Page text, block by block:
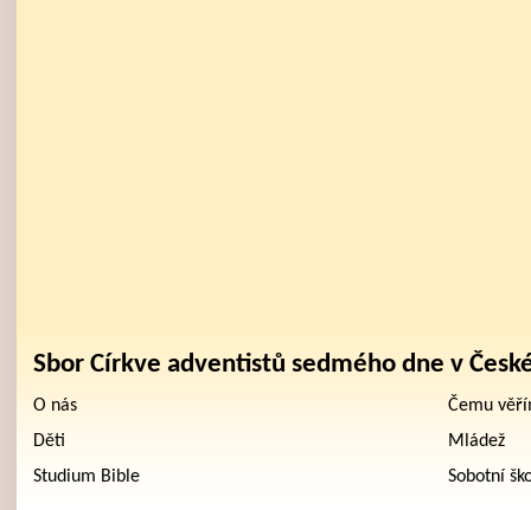
Sbor Církve adventistů sedmého dne v
O nás
Čemu
Děti
Mládež
Studium Bible
Sobotní